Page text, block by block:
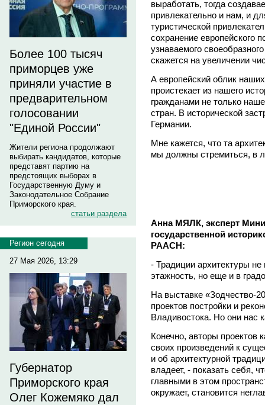
Более 100 тысяч
приморцев уже
приняли участие в
предварительном
голосовании
"Единой России"
Жители региона продолжают
выбирать кандидатов, которые
представят партию на
предстоящих выборах в
Государственную Думу и
Законодательное Собрание
Приморского края.
статьи раздела
Регион сегодня
27 Мая 2026, 13:29
Губернатор
Приморского края
Олег Кожемяко дал
выработать, тогда
привлекательно и нам, и
туристической
сохранение европейского
узнаваемого
скажется на увеличении
А европейский облик
проистекает из нашего
гражданами не только
стран. В исторической
Германии.
Мне кажется, что та
мы должны стремиться, в
Анна МЯЛК, эксперт
государственной
РААСН:
- Традиции архитектуры
этажность, но еще и в
На выставке «Зодчество-
проектов постройки и
Владивостока. Но они нас
Конечно, авторы проектов
своих произведений к
и об архитектурной
владеет, - показать себя,
главными в этом
окружает, становится